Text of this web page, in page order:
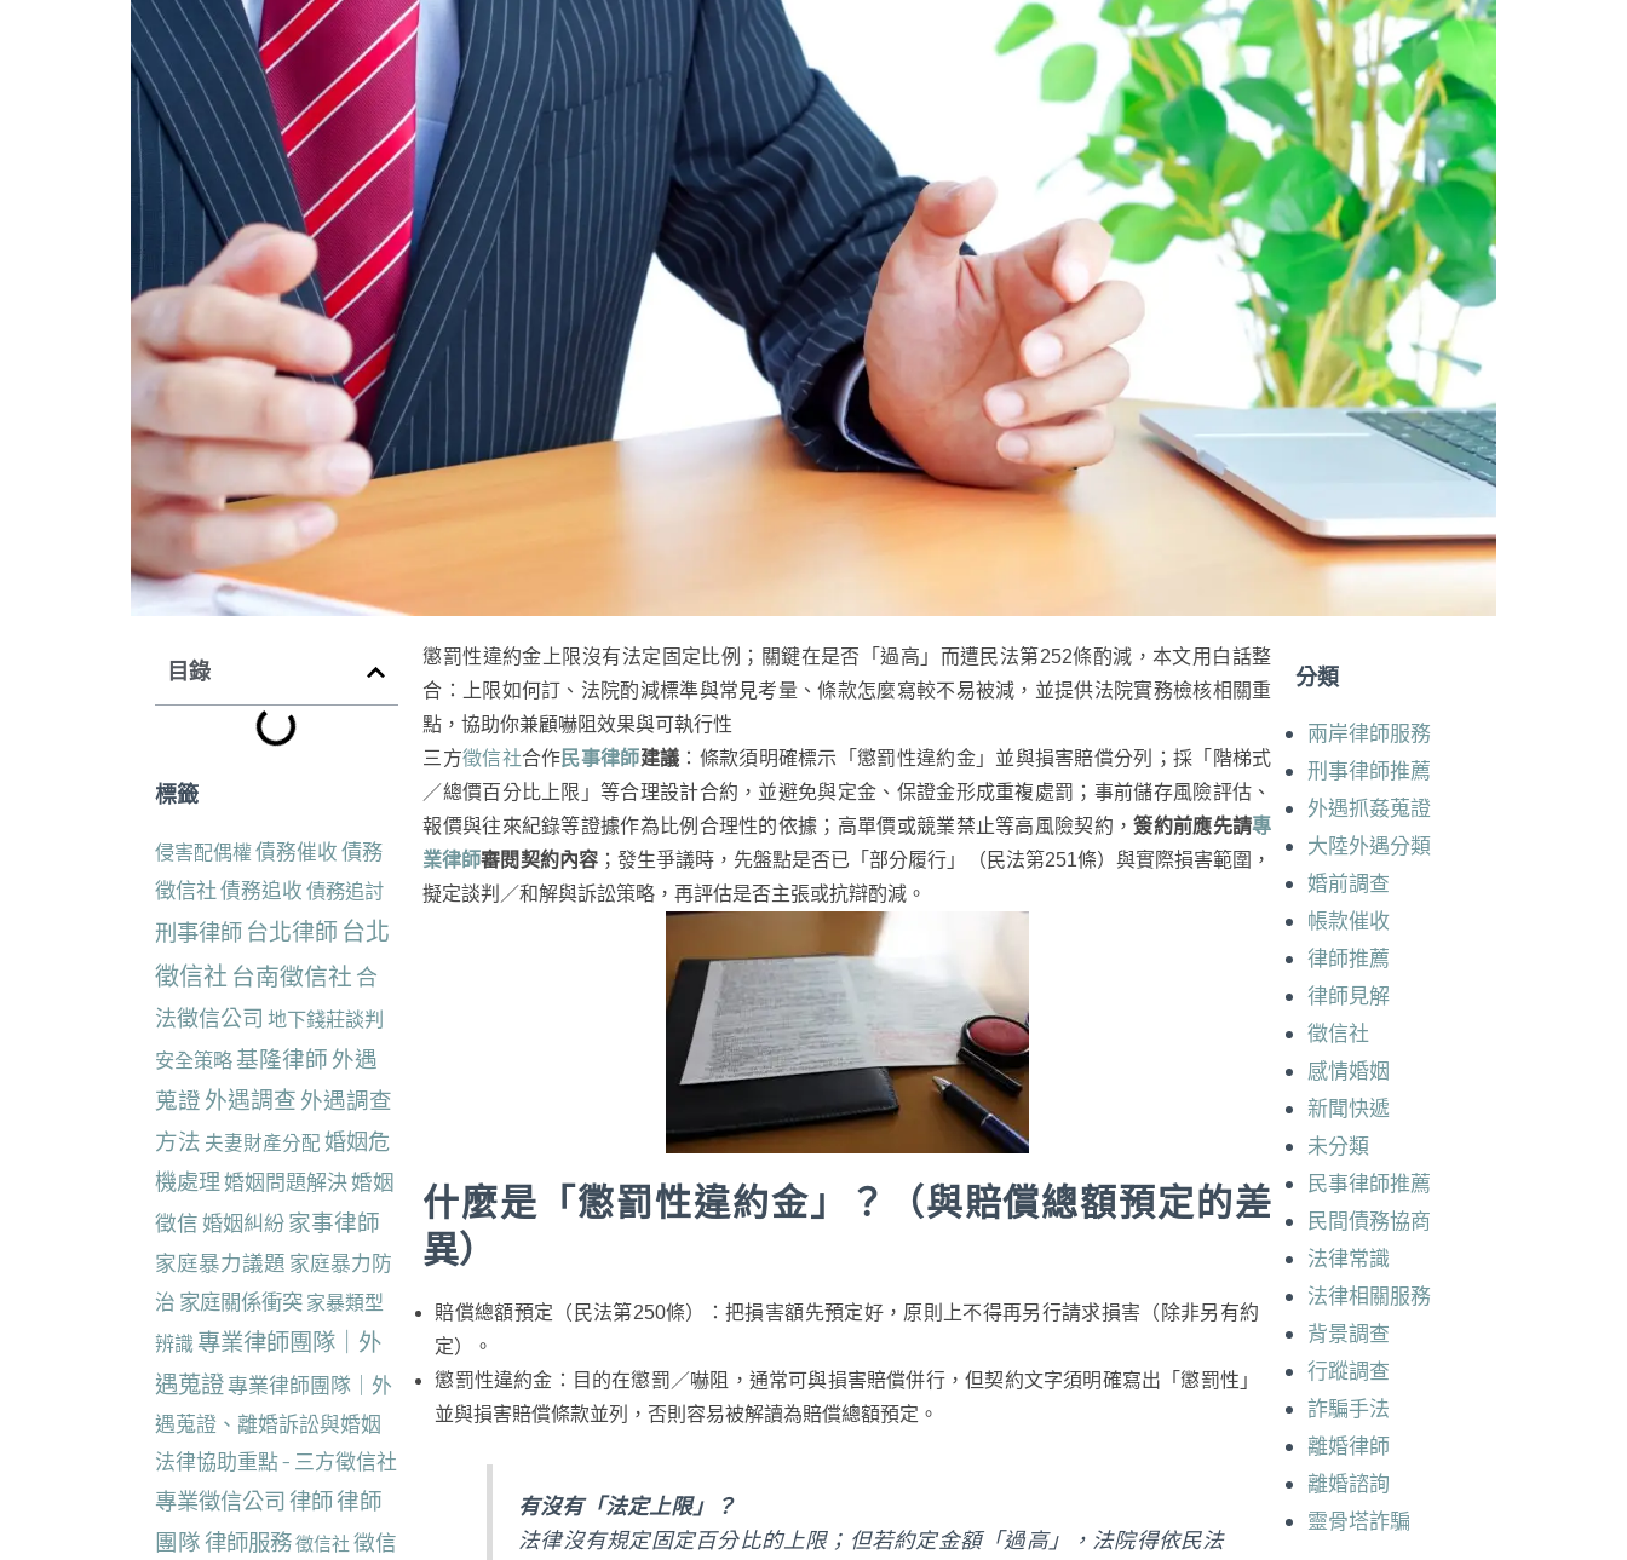
目錄
標籤
侵害配偶權債務催收 債務
徵信社 債務追收 債務追討
刑事律師 台北律師 台北
徵信社 台南徵信社 合
法徵信公司 地下錢莊談判
安全策略 基隆律師 外遇
蒐證 外遇調查 外遇調查
方法 夫妻財產分配 婚姻危
機處理 婚姻問題解決婚姻
徵信 婚姻糾紛 家事律師
家庭暴力議題 家庭暴力防
治 家庭關係衝突 家暴類型
辨識 專業律師團隊｜外
遇蒐證專業律師團隊｜外
遇蒐證、離婚訴訟與婚姻
法律協助重點 - 三方徵信社
專業徵信公司 律師律師
團隊律師服務徵信社 徵信
懲罰性違約金上限沒有法定固定比例；關鍵在是否「過高」而遭民法第252條酌減，本文用白話整
合：上限如何訂、法院酌減標準與常見考量、條款怎麼寫較不易被減，並提供法院實務檢核相關重
點，協助你兼顧嚇阻效果與可執行性
三方徵信社合作民事律師建議 ：條款須明確標示「懲罰性違約金」並與損害賠償分列；採「階梯式
／總價百分比上限」等合理設計合約，並避免與定金、保證金形成重複處罰；事前儲存風險評估、
報價與往來紀錄等證據作為比例合理性的依據；高單價或競業禁止等高風險契約，簽約前應先請專
業律師審閱契約內容；發生爭議時，先盤點是否已「部分履行」（民法第251條）與實際損害範圍，
擬定談判／和解與訴訟策略，再評估是否主張或抗辯酌減。
什麼是「懲罰性違約金」？（與賠償總額預定的差
異）
賠償總額預定（民法第250條）：把損害額先預定好，原則上不得再另行請求損害（除非另有約
定）。
懲罰性違約金：目的在懲罰／嚇阻，通常可與損害賠償併行，但契約文字須明確寫出「懲罰性」
並與損害賠償條款並列，否則容易被解讀為賠償總額預定。
有沒有「法定上限」？
法律沒有規定固定百分比的上限；但若約定金額「過高」，法院得依民法
分類
兩岸律師服務
刑事律師推薦
外遇抓姦蒐證
大陸外遇分類
婚前調查
帳款催收
律師推薦
律師見解
徵信社
感情婚姻
新聞快遞
未分類
民事律師推薦
民間債務協商
法律常識
法律相關服務
背景調查
行蹤調查
詐騙手法
離婚律師
離婚諮詢
靈骨塔詐騙